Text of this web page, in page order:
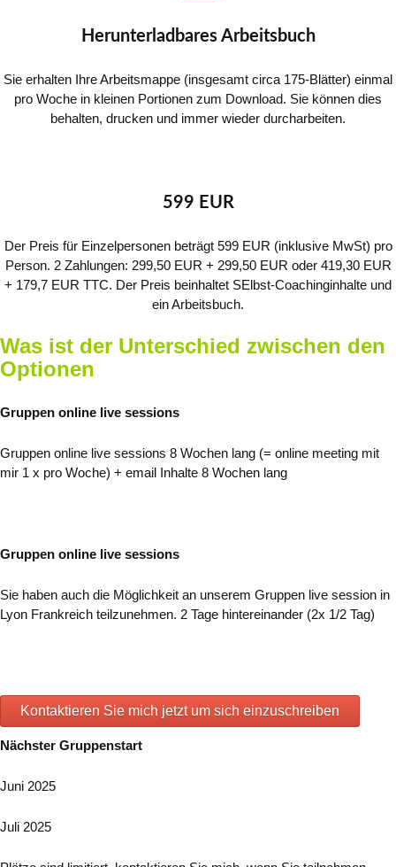
Herunterladbares Arbeitsbuch
Sie erhalten Ihre Arbeitsmappe (insgesamt circa 175-Blätter) einmal
pro Woche in kleinen Portionen zum Download. Sie können dies
behalten, drucken und immer wieder durcharbeiten.
599 EUR
Der Preis für Einzelpersonen beträgt 599 EUR (inklusive MwSt) pro
Person. 2 Zahlungen: 299,50 EUR + 299,50 EUR oder 419,30 EUR
+ 179,7 EUR TTC. Der Preis beinhaltet SElbst-Coachinginhalte und
ein Arbeitsbuch.
Was ist der Unterschied zwischen den
Optionen
Gruppen online live sessions
Gruppen online live sessions 8 Wochen lang (= online meeting mit
mir 1 x pro Woche) + email Inhalte 8 Wochen lang
Gruppen online live sessions
Sie haben auch die Möglichkeit an unserem Gruppen live session in
Lyon Frankreich teilzunehmen. 2 Tage hintereinander (2x 1/2 Tag)
Kontaktieren Sie mich jetzt um sich einzuschreiben
Nächster Gruppenstart
Juni 2025
Juli 2025